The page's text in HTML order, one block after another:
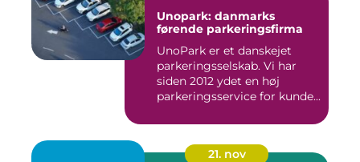
Unopark: danmarks
førende parkeringsfirma
UnoPark er et danskejet
parkeringsselskab. Vi har
siden 2012 ydet en høj
parkeringsservice for kunde...
21. nov